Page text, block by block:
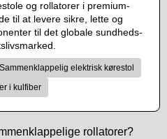
og rollatorer i premium-
til at levere sikre, lette og
til det globale sundheds-
Sammenklappelig elektrisk kørestol
i kulfiber
rollatorer?